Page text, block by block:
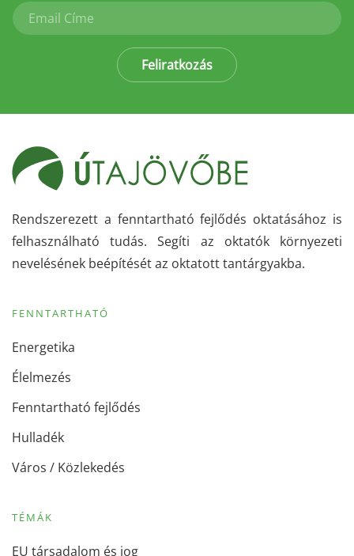
Feliratkozás
Rendszerezett a fenntartható fejlődés oktatásához is
felhasználható tudás. Segíti az oktatók környezeti
nevelésének beépítését az oktatott tantárgyakba.
FENNTARTHATÓ
Energetika
Élelmezés
Fenntartható fejlődés
Hulladék
Város / Közlekedés
TÉMÁK
EU társadalom és jog